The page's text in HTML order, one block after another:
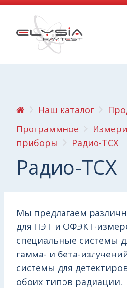
Наш каталог
Программное
приборы
Радио-ТСX
Радио-ТСX
Мы предлагаем
для ПЭТ и ОФЭКТ-
специальные системы
гамма- и бета-
системы для
обоих типов радиации.